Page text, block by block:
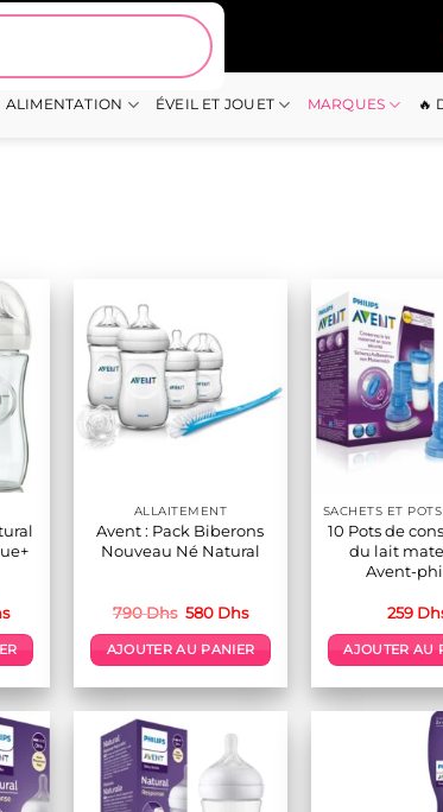
ALIMENTATION ÉVEIL ET JOUET MARQUES 🔥
Le
actuel
est :
ALLAITEMENT
Avent : Pack Biberons
Nouveau Né Natural
790Dhs Le
initial
était :
580 DhsLe
actuel
est :
AJOUTER AU PANIER
10 Pots de
du lait
Avent-
259
AJOUTER AU